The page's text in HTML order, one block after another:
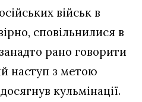
військ в
сповільнилися в
рано говорити
наступ з метою
кульмінації.